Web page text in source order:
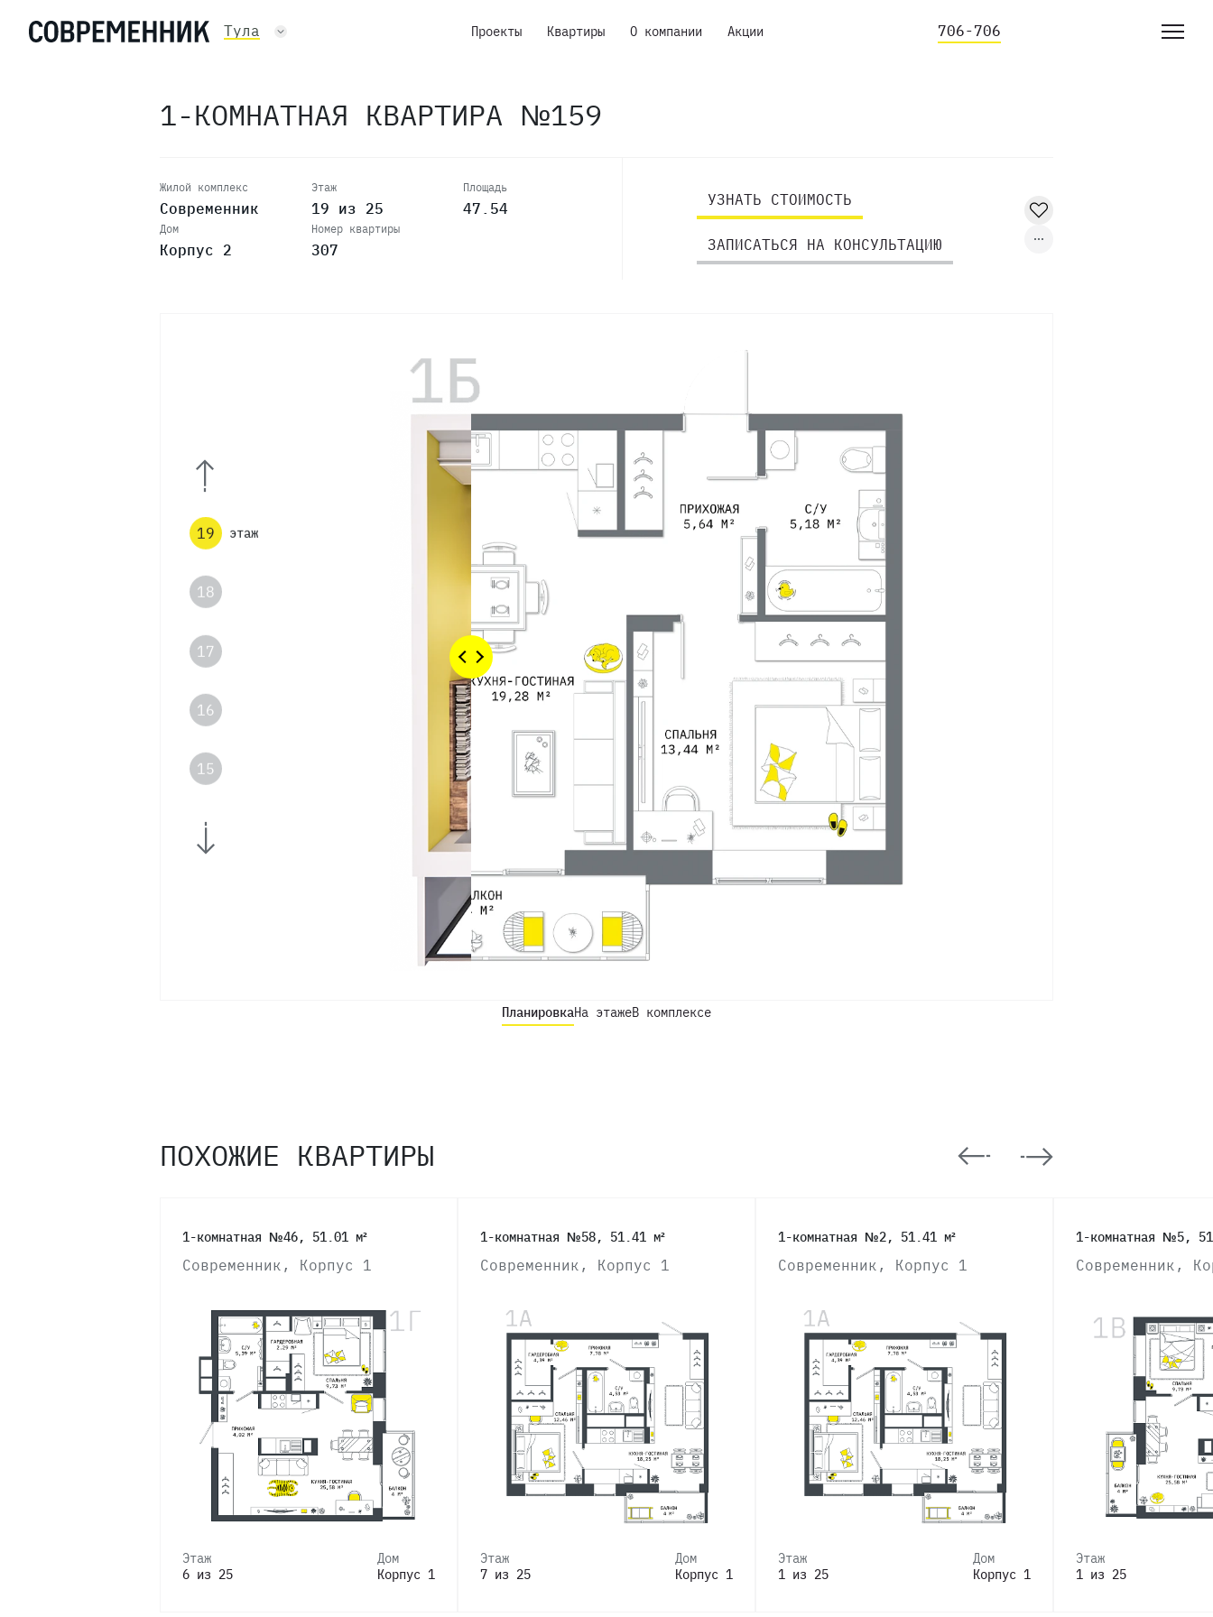
Тула Проекты Квартиры О компании Акции 706-706
1-КОМНАТНАЯ КВАРТИРА №159
Жилой комплекс
Современник
Дом
Корпус 2
Этаж
19 из 25
Номер квартиры
307
Площадь
47.54 УЗНАТЬ СТОИМОСТЬ
ЗАПИСАТЬСЯ НА КОНСУЛЬТАЦИЮ
20
19 этаж
18
17
16
15
14
7
5
ПланировкаНа этажеВ комплексе
ПОХОЖИЕ КВАРТИРЫ
1-комнатная №46, 51.01 м²
Современник, Корпус 1
Этаж
6 из 25
Дом
Корпус 1
1-комнатная №58, 51.41 м²
Современник, Корпус 1
Этаж
7 из 25
Дом
Корпус 1
1-комнатная №2, 51.41 м²
Современник, Корпус 1
Этаж
1 из 25
Дом
Корпус 1
1-комнатная №5,
Современник,
Этаж
1 из 25